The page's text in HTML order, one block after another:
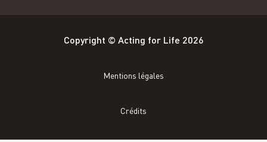
Copyright © Acting for Life 2026
Mentions légales
Crédits